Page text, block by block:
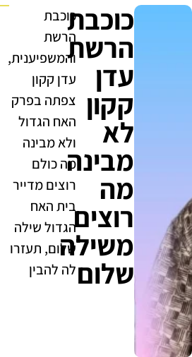
כוכבת
הרשת
עדן
קקון
לא
מבינה
מה
רוצים
משילה
שלום
כוכבת
הרשת
והמשפיענית,
עדן קקון
צפתה בפרק
האח הגדול
ולא מבינה
מה כולם
רוצים מדייר
בית האח
הגדול שילה
שלום, תעזרו
לה להבין